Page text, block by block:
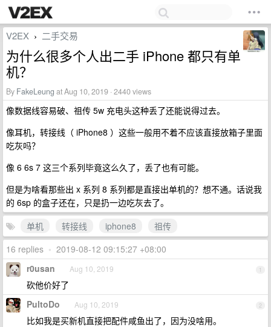
V2EX › 二手交易
为什么很多个人出二手 iPhone 都只有单
机？
By FakeLeung at Aug 10, 2019 · 2440 views
像数据线容易破、祖传 5w 充电头这种丢了还能说得过去。
像耳机，转接线（ iPhone8 ）这些一般用不着不应该直接放箱子里面
吃灰吗？
像 6 6s 7 这三个系列毕竟这么久了，丢了也有可能。
但是为啥看那些出 x 系列 8 系列都是直接出单机的？想不通。话说我
的 6sp 的盒子还在，只是扔一边吃灰去了。
单机
转接线 iphone8
祖传
16 replies • 2019-08-12 09:15:27 +08:00
1
r0usan Aug 10, 2019
砍他价好了
2
PultoDo Aug 10, 2019
比如我是买新机直接把配件咸鱼出了，因为没啥用。